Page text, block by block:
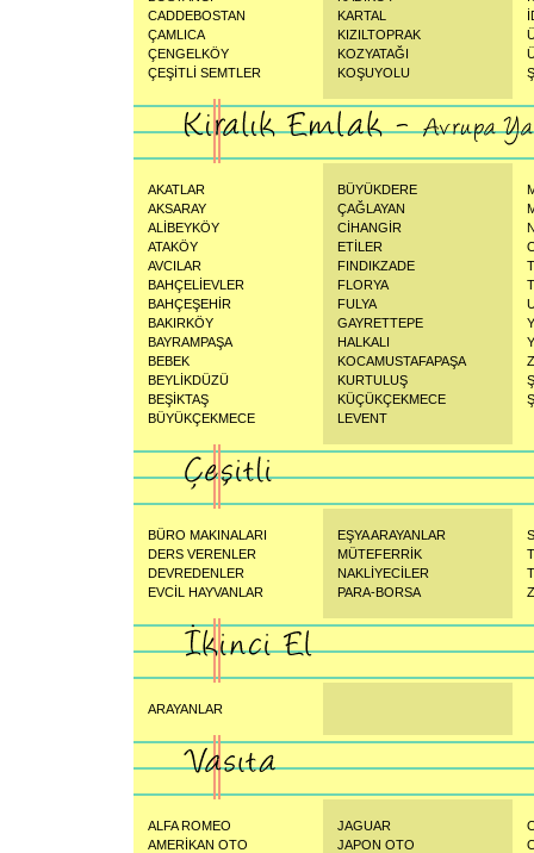
CADDEBOSTAN
ÇAMLICA
ÇENGELKÖY
ÇEŞİTLİ SEMTLER
KARTAL
KIZILTOPRAK
KOZYATAĞI
KOŞUYOLU
AKATLAR
AKSARAY
ALİBEYKÖY
ATAKÖY
AVCILAR
BAHÇELİEVLER
BAHÇEŞEHİR
BAKIRKÖY
BAYRAMPAŞA
BEBEK
BEYLİKDÜZÜ
BEŞİKTAŞ
BÜYÜKÇEKMECE
BÜYÜKDERE
ÇAĞLAYAN
CİHANGİR
ETİLER
FINDIKZADE
FLORYA
FULYA
GAYRETTEPE
HALKALI
KOCAMUSTAFAPAŞA
KURTULUŞ
KÜÇÜKÇEKMECE
LEVENT
BÜRO MAKINALARI
DERS VERENLER
DEVREDENLER
EVCİL HAYVANLAR
EŞYA ARAYANLAR
MÜTEFERRİK
NAKLİYECİLER
PARA-BORSA
ARAYANLAR
ALFA ROMEO
AMERİKAN OTO
JAGUAR
JAPON OTO